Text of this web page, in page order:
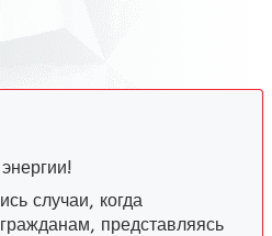
случаи, когда
представляясь